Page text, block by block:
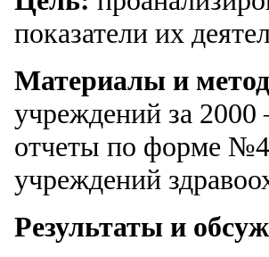
показатели их
Материалы и
учреждений за 2000
отчеты по форме
учреждений
Результаты и